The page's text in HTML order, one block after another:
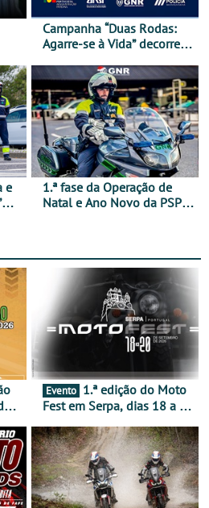
Campanha “Duas Rodas:
Agarre-se à Vida” decorre
e
1.ª fase da Operação de
Natal e Ano Novo da PSP e
Evento
Fest em Serpa, dias 18 a 20
duas rodas invade o Baixo
Alentejo